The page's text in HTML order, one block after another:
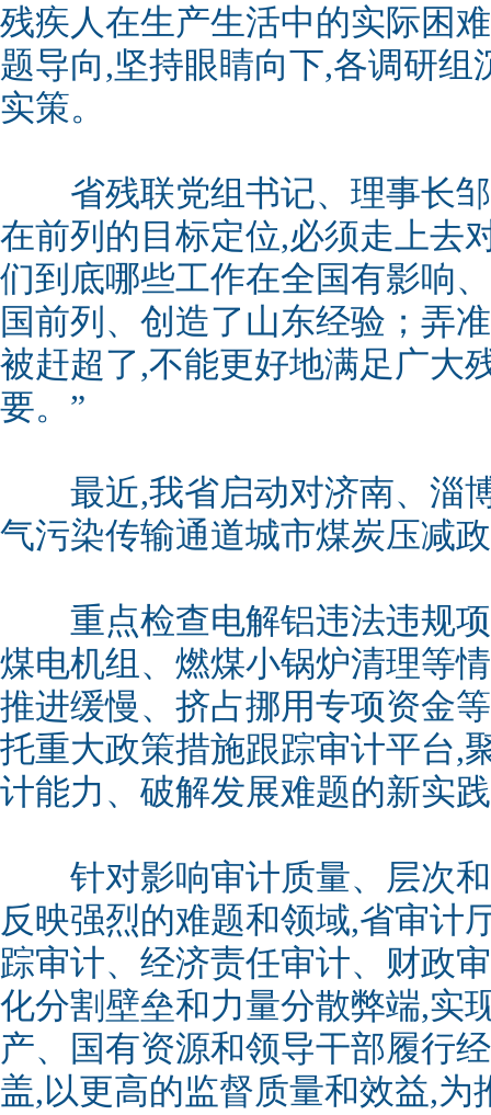
残疾人在生产生活中的实际困
题导向,坚持眼睛向下,各调研组
实策。
省残联党组书记、理事长邹
在前列的目标定位,必须走上去
们到底哪些工作在全国有影响
国前列、创造了山东经验；弄
被赶超了,不能更好地满足广大
要。”
最近,我省启动对济南、淄
气污染传输通道城市煤炭压减
重点检查电解铝违法违规项
煤电机组、燃煤小锅炉清理等
推进缓慢、挤占挪用专项资金
托重大政策措施跟踪审计平台,
计能力、破解发展难题的新实
针对影响审计质量、层次和
反映强烈的难题和领域,省审计
踪审计、经济责任审计、财政
化分割壁垒和力量分散弊端,实
产、国有资源和领导干部履行
盖,以更高的监督质量和效益,为